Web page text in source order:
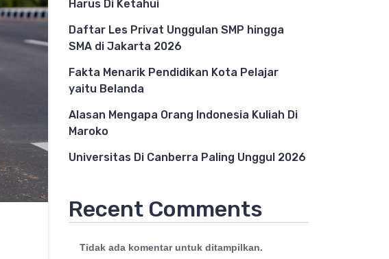
Harus Di Ketahui
Daftar Les Privat Unggulan SMP hingga
SMA di Jakarta 2026
Fakta Menarik Pendidikan Kota Pelajar
yaitu Belanda
Alasan Mengapa Orang Indonesia Kuliah Di
Maroko
Universitas Di Canberra Paling Unggul 2026
Recent Comments
Tidak ada komentar untuk ditampilkan.